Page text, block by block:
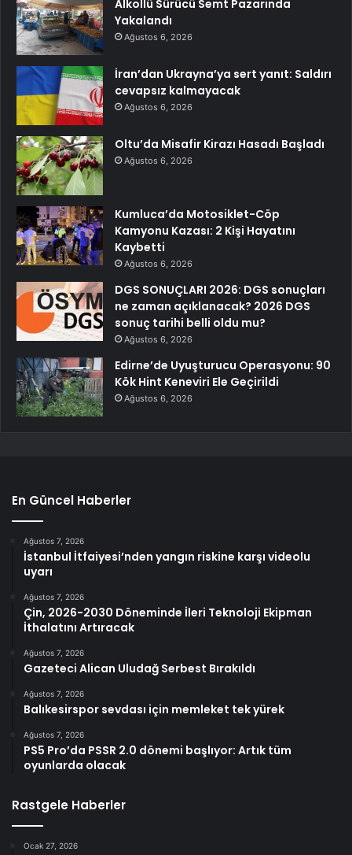
Alkollü Sürücü Semt Pazarında
Yakalandı
Ağustos 6, 2026
İran’dan Ukrayna’ya sert yanıt: Saldırı
cevapsız kalmayacak
Ağustos 6, 2026
Oltu’da Misafir Kirazı Hasadı Başladı
Ağustos 6, 2026
Kumluca’da Motosiklet-Cöp
Kamyonu Kazası: 2 Kişi Hayatını
Kaybetti
Ağustos 6, 2026
DGS SONUÇLARI 2026: DGS sonuçları
ne zaman açıklanacak? 2026 DGS
sonuç tarihi belli oldu mu?
Ağustos 6, 2026
Edirne’de Uyuşturucu Operasyonu: 90
Kök Hint Keneviri Ele Geçirildi
Ağustos 6, 2026
En Güncel Haberler
Ağustos 7, 2026
İstanbul İtfaiyesi’nden yangın riskine karşı videolu
uyarı
Ağustos 7, 2026
Çin, 2026-2030 Döneminde İleri Teknoloji Ekipman
İthalatını Artıracak
Ağustos 7, 2026
Gazeteci Alican Uludağ Serbest Bırakıldı
Ağustos 7, 2026
Balıkesirspor sevdası için memleket tek yürek
Ağustos 7, 2026
PS5 Pro’da PSSR 2.0 dönemi başlıyor: Artık tüm
oyunlarda olacak
Rastgele Haberler
Ocak 27, 2026